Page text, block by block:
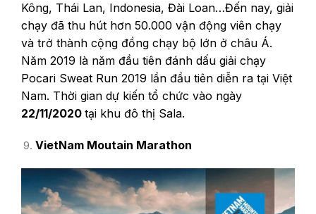
Kông, Thái Lan, Indonesia, Đài Loan…Đến nay, giải
chạy đã thu hút hơn 50.000 vận động viên chạy
và trở thành cộng đồng chạy bộ lớn ở châu Á.
Năm 2019 là năm đầu tiên đánh dấu giải chạy
Pocari Sweat Run 2019 lần đầu tiên diễn ra tại Việt
Nam. Thời gian dự kiến tổ chức vào ngày
22/11/2020 tại khu đô thị Sala.
VietNam Moutain Marathon